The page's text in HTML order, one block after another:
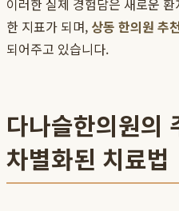
이러한 실제 경험담은 새로운
한 지표가 되며, 상동 한의원 추천
되어주고 있습니다.
다나슬한의원의
차별화된 치료법